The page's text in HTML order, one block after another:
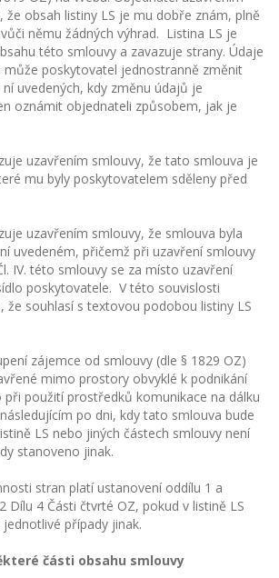
že obsah listiny LS je mu dobře znám, plně
němu žádných výhrad. Listina LS je
této smlouvy a zavazuje strany. Údaje
může poskytovatel jednostranně změnit
uvedených, kdy změnu údajů je
oznámit objednateli způsobem, jak je
uzavřením smlouvy, že tato smlouva je
mu byly poskytovatelem sděleny před
uzavřením smlouvy, že smlouva byla
uvedeném, přičemž při uzavření smlouvy
IV. této smlouvy se za místo uzavření
poskytovatele. V této souvislosti
že souhlasí s textovou podobou listiny LS
zájemce od smlouvy (dle § 1829 OZ)
mimo prostory obvyklé k podnikání
použití prostředků komunikace na dálku
po dni, kdy tato smlouva bude
LS nebo jiných částech smlouvy není
stanoveno jinak.
stran platí ustanovení oddílu 1 a
Dílu 4 Části čtvrté OZ, pokud v listině LS
případy jinak.
části obsahu smlouvy